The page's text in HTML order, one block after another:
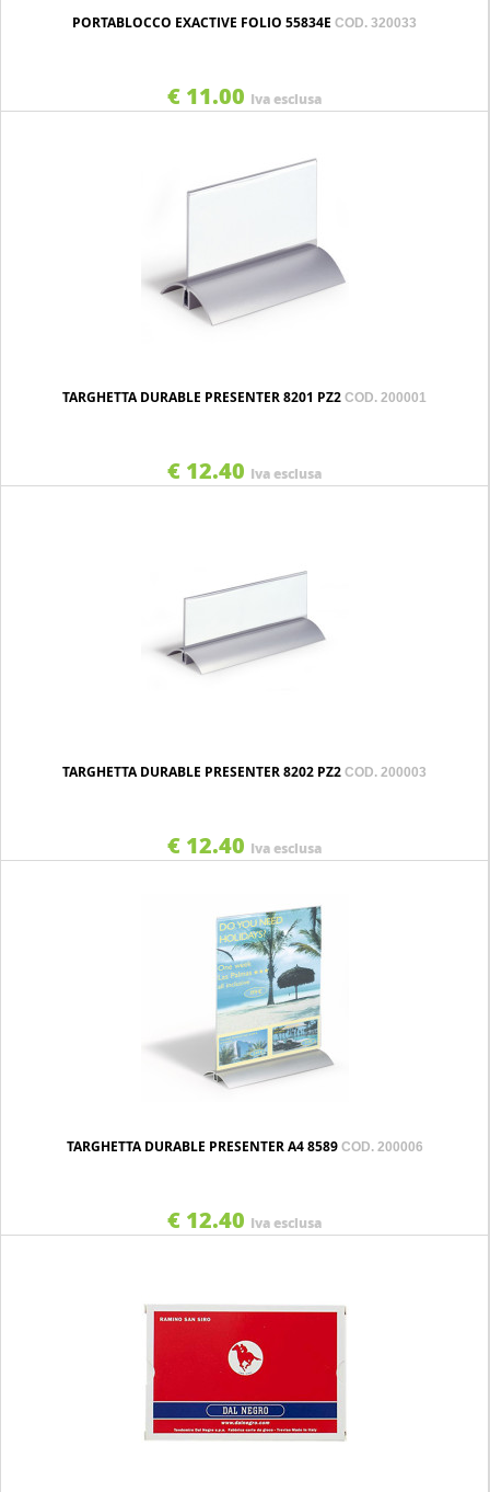
PORTABLOCCO EXACTIVE FOLIO 55834E COD. 320033
€ 11.00 Iva esclusa
TARGHETTA DURABLE PRESENTER 8201 PZ2 COD. 200001
€ 12.40 Iva esclusa
TARGHETTA DURABLE PRESENTER 8202 PZ2 COD. 200003
€ 12.40 Iva esclusa
TARGHETTA DURABLE PRESENTER A4 8589 COD. 200006
€ 12.40 Iva esclusa